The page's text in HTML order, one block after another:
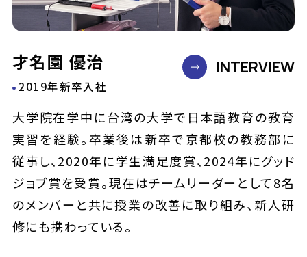
才名園 優治
2019年新卒入社
INTERVIEW
大学院在学中に台湾の大学で日本語教育の教育
実習を経験。卒業後は新卒で京都校の教務部に
従事し、2020年に学生満足度賞、2024年にグッド
ジョブ賞を受賞。現在はチームリーダーとして8名
のメンバーと共に授業の改善に取り組み、新人研
修にも携わっている。